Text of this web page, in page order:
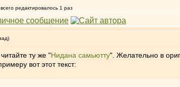
редактировалось 1 раз
ту же "Нидана самьютту". Желательно в
вот этот текст: